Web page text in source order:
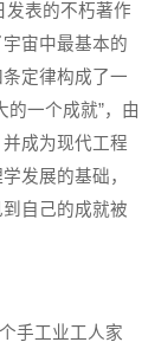
发表的不朽著作
宙中最基本的
定律构成了一
的一个成就”，由
成为现代工程
发展的基础，
自己的成就被
手工业工人家